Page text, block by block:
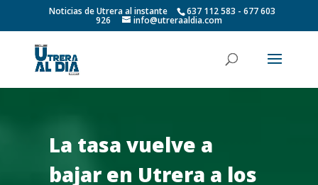
Noticias de Utrera al instante 637 112 583 - 677 603
926 info@utreraaldia.com
La tasa vuelve a
bajar en Utrera a los